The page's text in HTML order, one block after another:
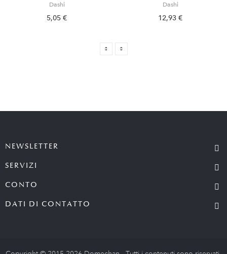
Dashi
5,05 €
Dashi
12,93 €
NEWSLETTER
SERVIZI
CONTO
DATI DI CONTATTO